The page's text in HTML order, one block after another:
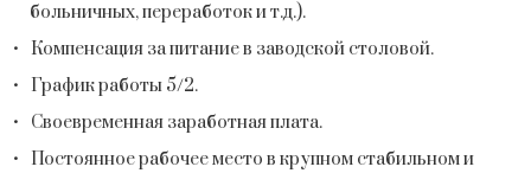
больничных, переработок и т.д.).
Компенсация за питание в заводской столовой.
График работы 5/2.
Своевременная заработная плата.
Постоянное рабочее место в крупном стабильном и